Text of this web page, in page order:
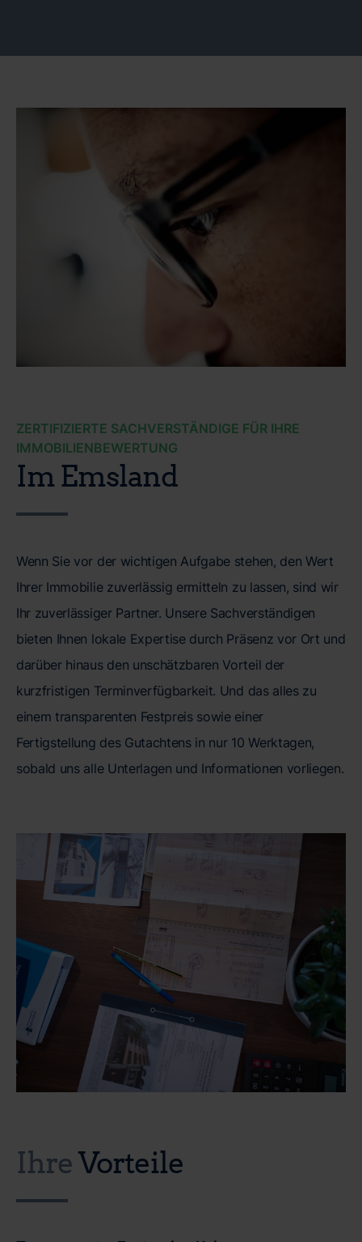
ZERTIFIZIERTE SACHVERSTÄNDIGE FÜR IHRE
IMMOBILIENBEWERTUNG
Im Emsland
Wenn Sie vor der wichtigen Aufgabe stehen, den Wert
Ihrer Immobilie zuverlässig ermitteln zu lassen, sind wir
Ihr zuverlässiger Partner. Unsere Sachverständigen
bieten Ihnen lokale Expertise durch Präsenz vor Ort und
darüber hinaus den unschätzbaren Vorteil der
kurzfristigen Terminverfügbarkeit. Und das alles zu
einem transparenten Festpreis sowie einer
Fertigstellung des Gutachtens in nur 10 Werktagen,
sobald uns alle Unterlagen und Informationen vorliegen.
IhreVorteile